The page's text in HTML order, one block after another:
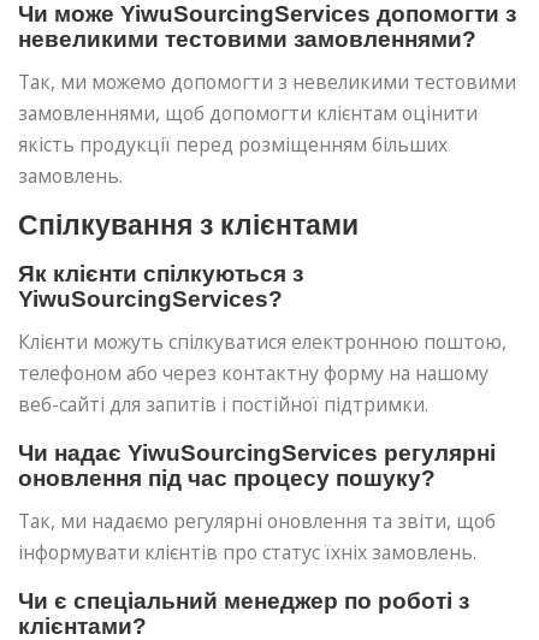
Чи може YiwuSourcingServices допомогти з
невеликими тестовими замовленнями?
Так, ми можемо допомогти з невеликими тестовими
замовленнями, щоб допомогти клієнтам оцінити
якість продукції перед розміщенням більших
замовлень.
Спілкування з клієнтами
Як клієнти спілкуються з
YiwuSourcingServices?
Клієнти можуть спілкуватися електронною поштою,
телефоном або через контактну форму на нашому
веб-сайті для запитів і постійної підтримки.
Чи надає YiwuSourcingServices регулярні
оновлення під час процесу пошуку?
Так, ми надаємо регулярні оновлення та звіти, щоб
інформувати клієнтів про статус їхніх замовлень.
Чи є спеціальний менеджер по роботі з
клієнтами?